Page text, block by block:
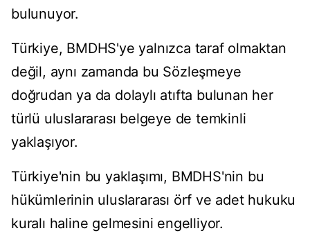
bulunuyor.
Türkiye, BMDHS'ye yalnızca taraf olmaktan
değil, aynı zamanda bu Sözleşmeye
doğrudan ya da dolaylı atıfta bulunan her
türlü uluslararası belgeye de temkinli
yaklaşıyor.
Türkiye'nin bu yaklaşımı, BMDHS'nin bu
hükümlerinin uluslararası örf ve adet hukuku
kuralı haline gelmesini engelliyor.